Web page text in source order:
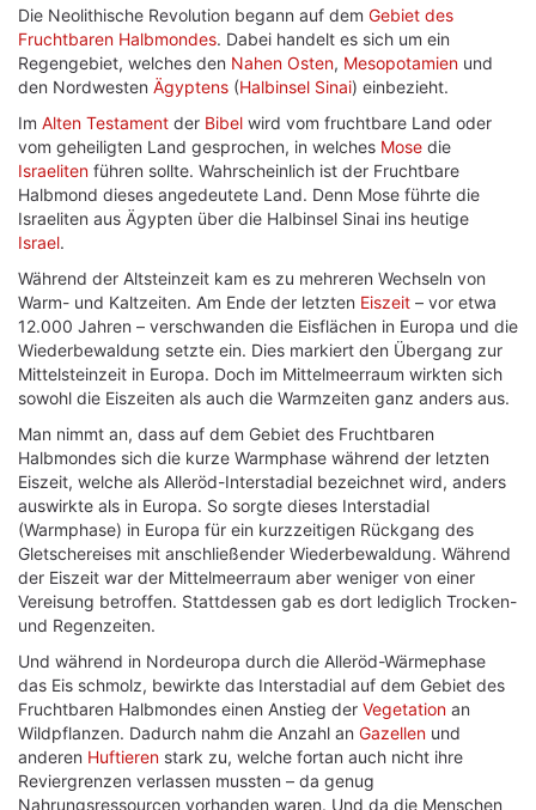
Die Neolithische Revolution begann auf dem Gebiet des
Fruchtbaren Halbmondes. Dabei handelt es sich um ein
Regengebiet, welches den Nahen Osten, Mesopotamien und
den Nordwesten Ägyptens (Halbinsel Sinai) einbezieht.
Im Alten Testament der Bibel wird vom fruchtbare Land oder
vom geheiligten Land gesprochen, in welches Mose die
Israeliten führen sollte. Wahrscheinlich ist der Fruchtbare
Halbmond dieses angedeutete Land. Denn Mose führte die
Israeliten aus Ägypten über die Halbinsel Sinai ins heutige
Israel.
Während der Altsteinzeit kam es zu mehreren Wechseln von
Warm- und Kaltzeiten. Am Ende der letzten Eiszeit – vor etwa
12.000 Jahren – verschwanden die Eisflächen in Europa und die
Wiederbewaldung setzte ein. Dies markiert den Übergang zur
Mittelsteinzeit in Europa. Doch im Mittelmeerraum wirkten sich
sowohl die Eiszeiten als auch die Warmzeiten ganz anders aus.
Man nimmt an, dass auf dem Gebiet des Fruchtbaren
Halbmondes sich die kurze Warmphase während der letzten
Eiszeit, welche als Alleröd-Interstadial bezeichnet wird, anders
auswirkte als in Europa. So sorgte dieses Interstadial
(Warmphase) in Europa für ein kurzzeitigen Rückgang des
Gletschereises mit anschließender Wiederbewaldung. Während
der Eiszeit war der Mittelmeerraum aber weniger von einer
Vereisung betroffen. Stattdessen gab es dort lediglich Trocken-
und Regenzeiten.
Und während in Nordeuropa durch die Alleröd-Wärmephase
das Eis schmolz, bewirkte das Interstadial auf dem Gebiet des
Fruchtbaren Halbmondes einen Anstieg der Vegetation an
Wildpflanzen. Dadurch nahm die Anzahl an Gazellen und
anderen Huftieren stark zu, welche fortan auch nicht ihre
Reviergrenzen verlassen mussten – da genug
Nahrungsressourcen vorhanden waren. Und da die Menschen